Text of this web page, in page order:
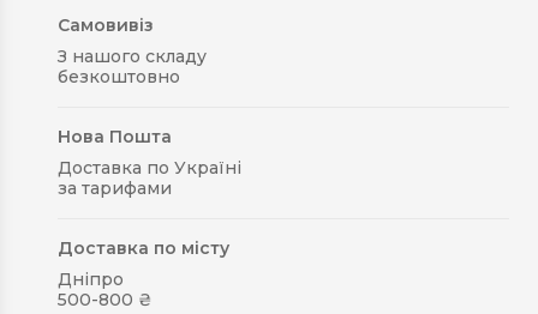
Самовивіз
З нашого складу
безкоштовно
Нова Пошта
Доставка по Україні
за тарифами
Доставка по місту
Дніпро
500-800 ₴